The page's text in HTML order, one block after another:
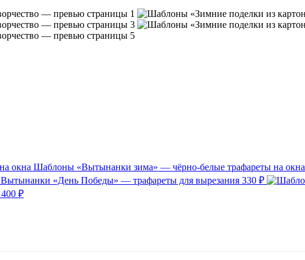
Шаблоны «Вытынанки зима» — чёрно-белые трафареты на окна
Вытынанки «День Победы» — трафареты для вырезания 330 ₽
400 ₽